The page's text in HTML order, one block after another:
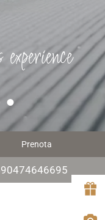
Prenota